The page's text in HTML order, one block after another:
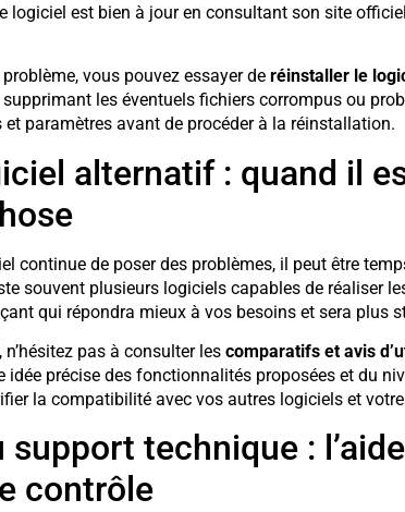
logiciel est bien à jour en consultant son site
vous pouvez essayer de réinstaller le
les éventuels fichiers corrompus ou
paramètres avant de procéder à la réinstallation.
alternatif : quand il
continue de poser des problèmes, il peut être
souvent plusieurs logiciels capables de réaliser
qui répondra mieux à vos besoins et sera plus
pas à consulter les comparatifs et avis
précise des fonctionnalités proposées et du
la compatibilité avec vos autres logiciels et
support technique :
contrôle